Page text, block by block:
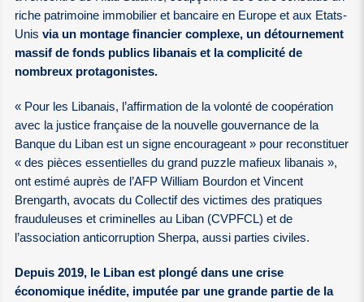
riche patrimoine immobilier et bancaire en Europe et aux Etats-
Unisvia un montage financier complexe, un détournement
massif de fonds publics libanais et la complicité de
nombreux protagonistes.
« Pour les Libanais, l’affirmation de la volonté de coopération
avec la justice française de la nouvelle gouvernance de la
Banque du Liban est un signe encourageant » pour reconstituer
« des pièces essentielles du grand puzzle mafieux libanais »,
ont estimé auprès de l’AFP William Bourdon et Vincent
Brengarth, avocats du Collectif des victimes des pratiques
frauduleuses et criminelles au Liban (CVPFCL) et de
l’association anticorruption Sherpa, aussi parties civiles.
Depuis 2019, le Liban est plongé dans une crise
économique inédite, imputée par une grande partie de la